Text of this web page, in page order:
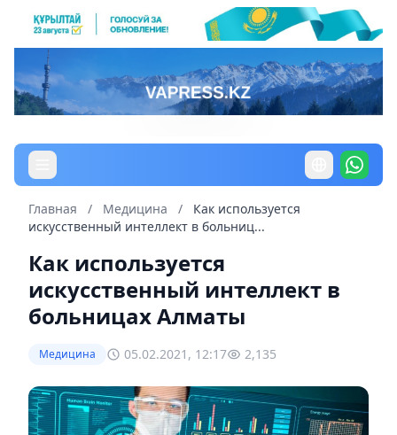
Главная / Медицина /
Как используется
искусственный интеллект в больниц...
Как используется
искусственный интеллект в
больницах Алматы
Медицина 05.02.2021, 12:17 2,135